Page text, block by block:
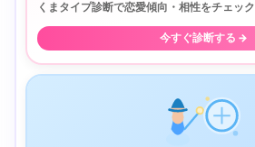
くまタイプ診断で恋愛傾向・相性をチェック
今すぐ診断する →